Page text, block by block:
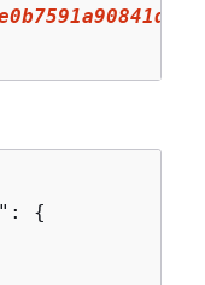
{